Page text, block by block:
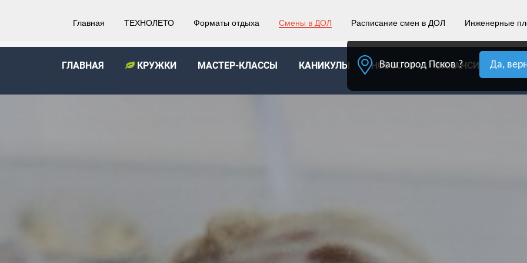
Ваш город: Псков
Ваш город Псков ? Да,
ГЛАВНАЯ КРУЖКИ МАСТЕР-КЛАССЫ КАНИКУЛЫ НОВОСТИ ВАКАНСИИ
Главная ТЕХНОЛЕТО Форматы отдыха Смены в ДОЛ Расписание смен в ДОЛ Инженерные